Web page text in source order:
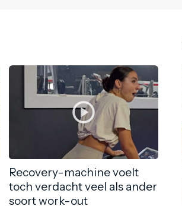
Recovery-machine voelt
toch verdacht veel als ander
soort work-out